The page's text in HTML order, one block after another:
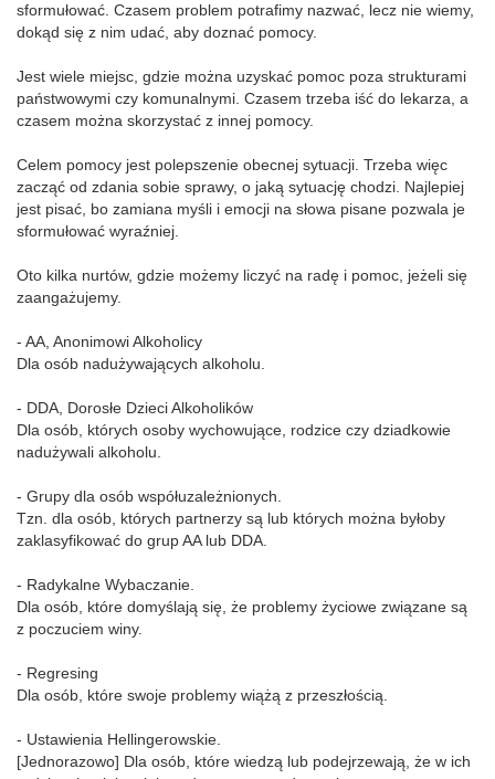
sformułować. Czasem problem potrafimy nazwać, lecz nie wiemy,
dokąd się z nim udać, aby doznać pomocy.
Jest wiele miejsc, gdzie można uzyskać pomoc poza strukturami
państwowymi czy komunalnymi. Czasem trzeba iść do lekarza, a
czasem można skorzystać z innej pomocy.
Celem pomocy jest polepszenie obecnej sytuacji. Trzeba więc
zacząć od zdania sobie sprawy, o jaką sytuację chodzi. Najlepiej
jest pisać, bo zamiana myśli i emocji na słowa pisane pozwala je
sformułować wyraźniej.
Oto kilka nurtów, gdzie możemy liczyć na radę i pomoc, jeżeli się
zaangażujemy.
- AA, Anonimowi Alkoholicy
Dla osób nadużywających alkoholu.
- DDA, Dorosłe Dzieci Alkoholików
Dla osób, których osoby wychowujące, rodzice czy dziadkowie
nadużywali alkoholu.
- Grupy dla osób współuzależnionych.
Tzn. dla osób, których partnerzy są lub których można byłoby
zaklasyfikować do grup AA lub DDA.
- Radykalne Wybaczanie.
Dla osób, które domyślają się, że problemy życiowe związane są
z poczuciem winy.
- Regresing
Dla osób, które swoje problemy wiążą z przeszłością.
- Ustawienia Hellingerowskie.
[Jednorazowo] Dla osób, które wiedzą lub podejrzewają, że w ich